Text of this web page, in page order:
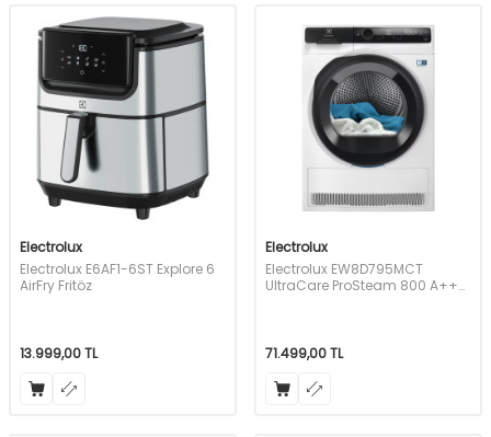
Electrolux
Electrolux E6AF1-6ST Explore 6
AirFry Fritöz
13.999,00TL
Electrolux
Electrolux EW8D795MCT
UltraCare ProSteam 800 A+++
71.499,00TL